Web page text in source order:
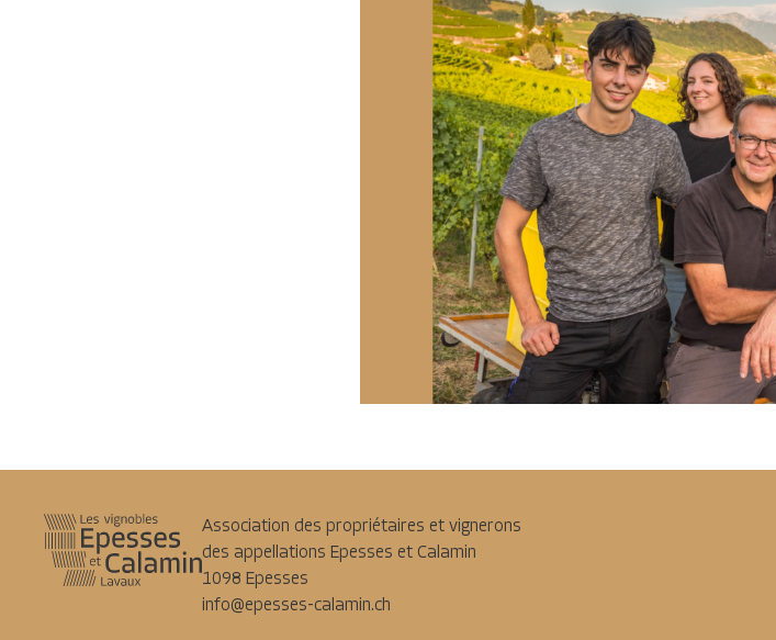
Association des propriétaires et vignerons
des appellations Epesses et Calamin
1098 Epesses
info@epesses-calamin.ch